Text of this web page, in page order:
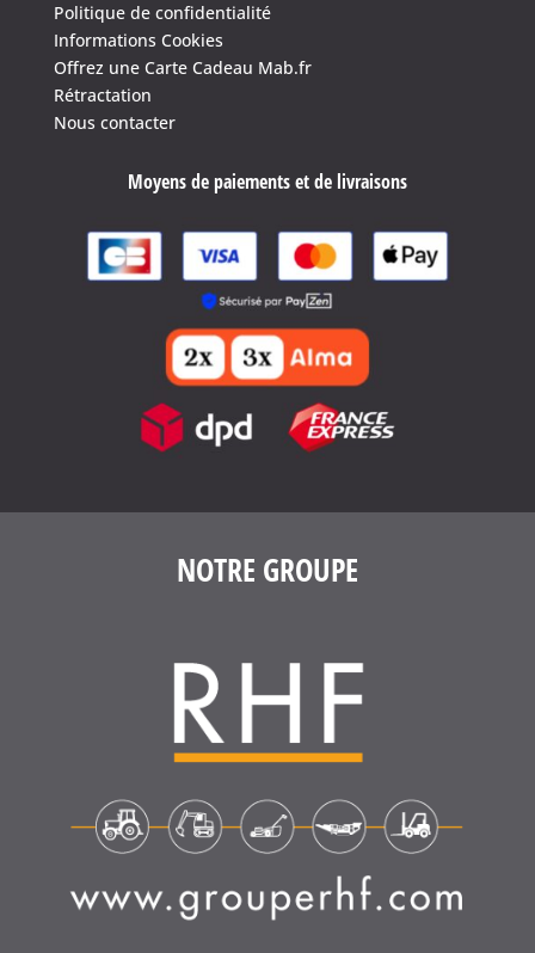
4.6/5(1639 avis)
Politique de confidentialité
Informations Cookies
Offrez une Carte Cadeau Mab.fr
Rétractation
Nous contacter
Moyens de paiements et de livraisons
NOTRE GROUPE